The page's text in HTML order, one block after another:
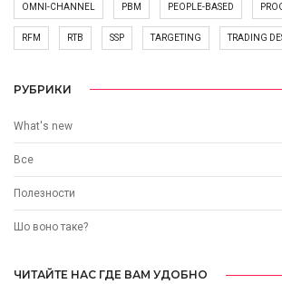
OMNI-CHANNEL PBM PEOPLE-BASED
RFM RTB SSP TARGETING TRADING
РУБРИКИ
What's new
Все
Полезности
Шо воно таке?
ЧИТАЙТЕ НАС ГДЕ ВАМ УДОБНО